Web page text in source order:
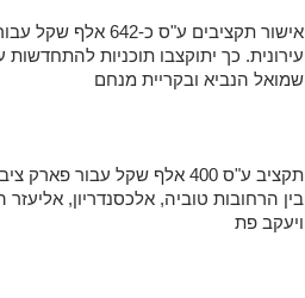
אישור תקציבים ע"ס
עירונית. כך יתוקצבו תוכניות להתחדשות
שמואל הנביא ובקריית מנחם
תקציב ע"ס 400 אלף שקל עבור
בין הרחובות טוביה, אלכסנדריון, אליעזר
ויעקב פת